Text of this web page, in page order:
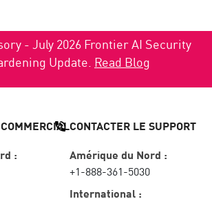
- July 2026 Frontier AI Security
Update. Read Blog
:
CONTACTER LE SUPPORT
Amérique du Nord :
+1-888-361-5030
International :